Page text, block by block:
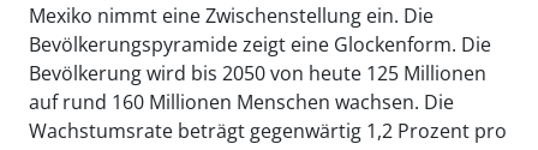
Mexiko nimmt eine Zwischenstellung ein. Die
Bevölkerungspyramide zeigt eine Glockenform. Die
Bevölkerung wird bis 2050 von heute 125 Millionen
auf rund 160 Millionen Menschen wachsen. Die
Wachstumsrate beträgt gegenwärtig 1,2 Prozent pro